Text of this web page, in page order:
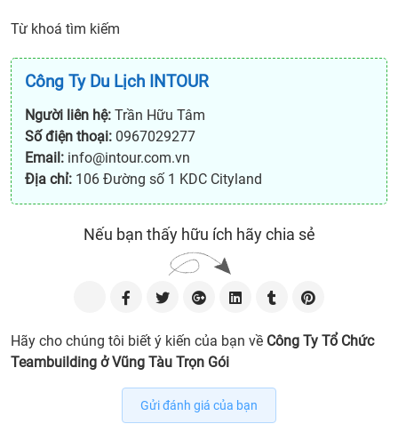
Từ khoá tìm kiếm
Công Ty Du Lịch INTOUR
Người liên hệ: Trần Hữu Tâm
Số điện thoại: 0967029277
Email: info@intour.com.vn
Địa chỉ: 106 Đường số 1 KDC Cityland
Nếu bạn thấy hữu ích hãy chia sẻ
Hãy cho chúng tôi biết ý kiến của bạn về Công Ty Tổ Chức
Teambuilding ở Vũng Tàu Trọn Gói
Gửi đánh giá của bạn